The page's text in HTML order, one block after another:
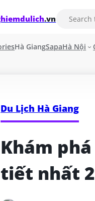
.vn
Hà GiangSapaHà Nội
Du Lịch Hà Giang
Khám
tiết nhất